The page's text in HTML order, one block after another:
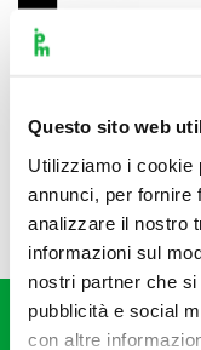
Questo sito web
Utilizziamo i cookie
annunci, per fornire
analizzare il nostro
informazioni sul
nostri partner che
pubblicità e social
con altre